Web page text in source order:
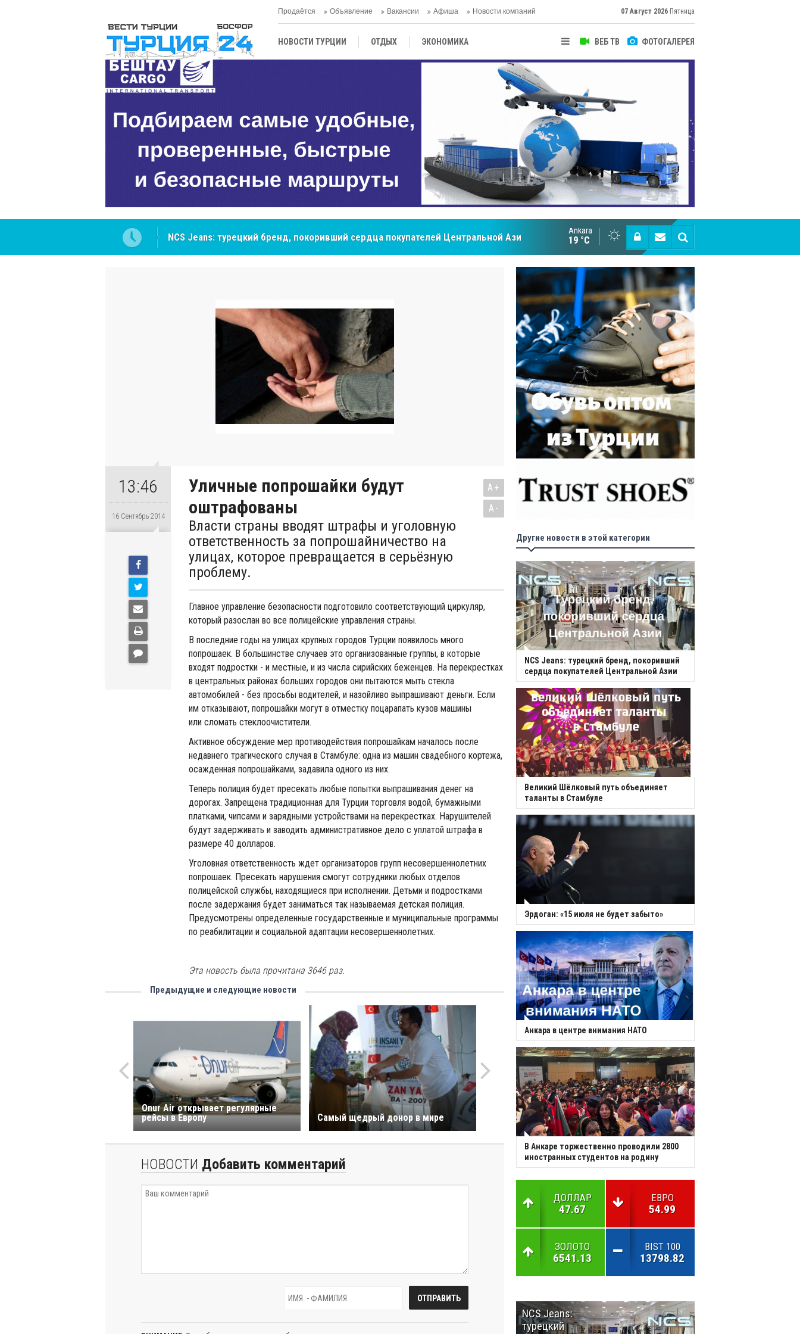
Продаётся Объявление Вакансии Афиша Новости компаний 07 Август 2026 Пятница
ВЕБ ТВ ФОТОГАЛЕРЕЯ
НОВОСТИ ТУРЦИИ ОТДЫХ ЭКОНОМИКА
ЦЕНТРАЛЬНАЯ АЗИЯ
Cottonhill покоряет мировые рынки
Великий Шёлковый путь объединяет таланты в
Ankara
19 °C
13:46
16 Сентябрь 2014
Уличные попрошайки будут
оштрафованы
Власти страны вводят штрафы и уголовную
ответственность за попрошайничество на
улицах, которое превращается в серьёзную
проблему.
A+
A-
Главное управление безопасности подготовило соответствующий циркуляр,
который разослан во все полицейские управления страны.
В последние годы на улицах крупных городов Турции появилось много
попрошаек. В большинстве случаев это организованные группы, в которые
входят подростки - и местные, и из числа сирийских беженцев. На перекрестках
в центральных районах больших городов они пытаются мыть стекла
автомобилей - без просьбы водителей, и назойливо выпрашивают деньги. Если
им отказывают, попрошайки могут в отместку поцарапать кузов машины
или сломать стеклоочистители.
Активное обсуждение мер противодействия попрошайкам началось после
недавнего трагического случая в Стамбуле: одна из машин свадебного кортежа,
осажденная попрошайками, задавила одного из них.
Теперь полиция будет пресекать любые попытки выпрашивания денег на
дорогах. Запрещена традиционная для Турции торговля водой, бумажными
платками, чипсами и зарядными устройствами на перекрестках. Нарушителей
будут задерживать и заводить административное дело с уплатой штрафа в
размере 40 долларов.
Уголовная ответственность ждет организаторов групп несовершеннолетних
попрошаек. Пресекать нарушения смогут сотрудники любых отделов
полицейской службы, находящиеся при исполнении. Детьми и подростками
после задержания будет заниматься так называемая детская полиция.
Предусмотрены определенные государственные и муниципальные программы
по реабилитации и социальной адаптации несовершеннолетних.
Эта новость была прочитана 3646 раз.
Предыдущие и следующие новости
Onur Air открывает регулярные
рейсы в Европу
Самый щедрый донор в мире
НОВОСТИ Добавить комментарий
Другие новости в этой категории
NCS Jeans: турецкий бренд, покоривший
сердца покупателей Центральной Азии
Великий Шёлковый путь объединяет
таланты в Стамбуле
Эрдоган: «15 июля не будет забыто»
Анкара в центре внимания НАТО
В Анкаре торжественно проводили 2800
иностранных студентов на родину
ДОЛЛАР
47.67
ЕВРО
54.99
ЗОЛОТО
6541.13
BIST 100
13798.82
NCS Jeans:
турецкий